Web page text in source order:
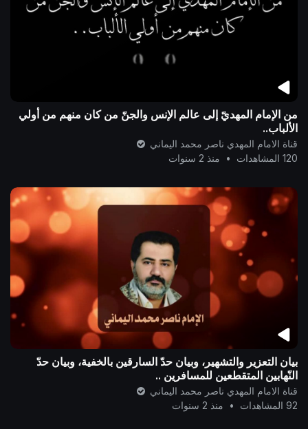
من الإمام المهديّ إلى عالم الإنس والجنّ من كان منهم من أولي
الألباب..
قناة الامام المهدي ناصر محمد اليماني
120 المشاهدات
• منذ 2 سنوات
بيان التعزير والتشهير، وبيان حدّ السارقين بالخفية، وبيان حدّ
النّهابين المتقطعين للمسافرين ..
قناة الامام المهدي ناصر محمد اليماني
92 المشاهدات
• منذ 2 سنوات